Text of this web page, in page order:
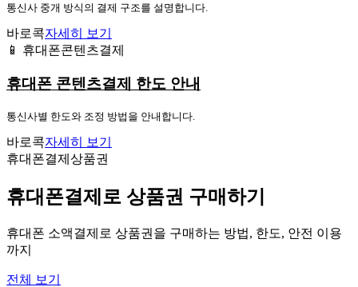
통신사 중개 방식의 결제 구조를 설명합니다.
바로콕자세히 보기
📱 휴대폰콘텐츠결제
휴대폰 콘텐츠결제 한도 안내
통신사별 한도와 조정 방법을 안내합니다.
바로콕자세히 보기
휴대폰결제상품권
휴대폰결제로 상품권 구매하기
휴대폰 소액결제로 상품권을 구매하는 방법, 한도, 안전 이용
까지
전체 보기